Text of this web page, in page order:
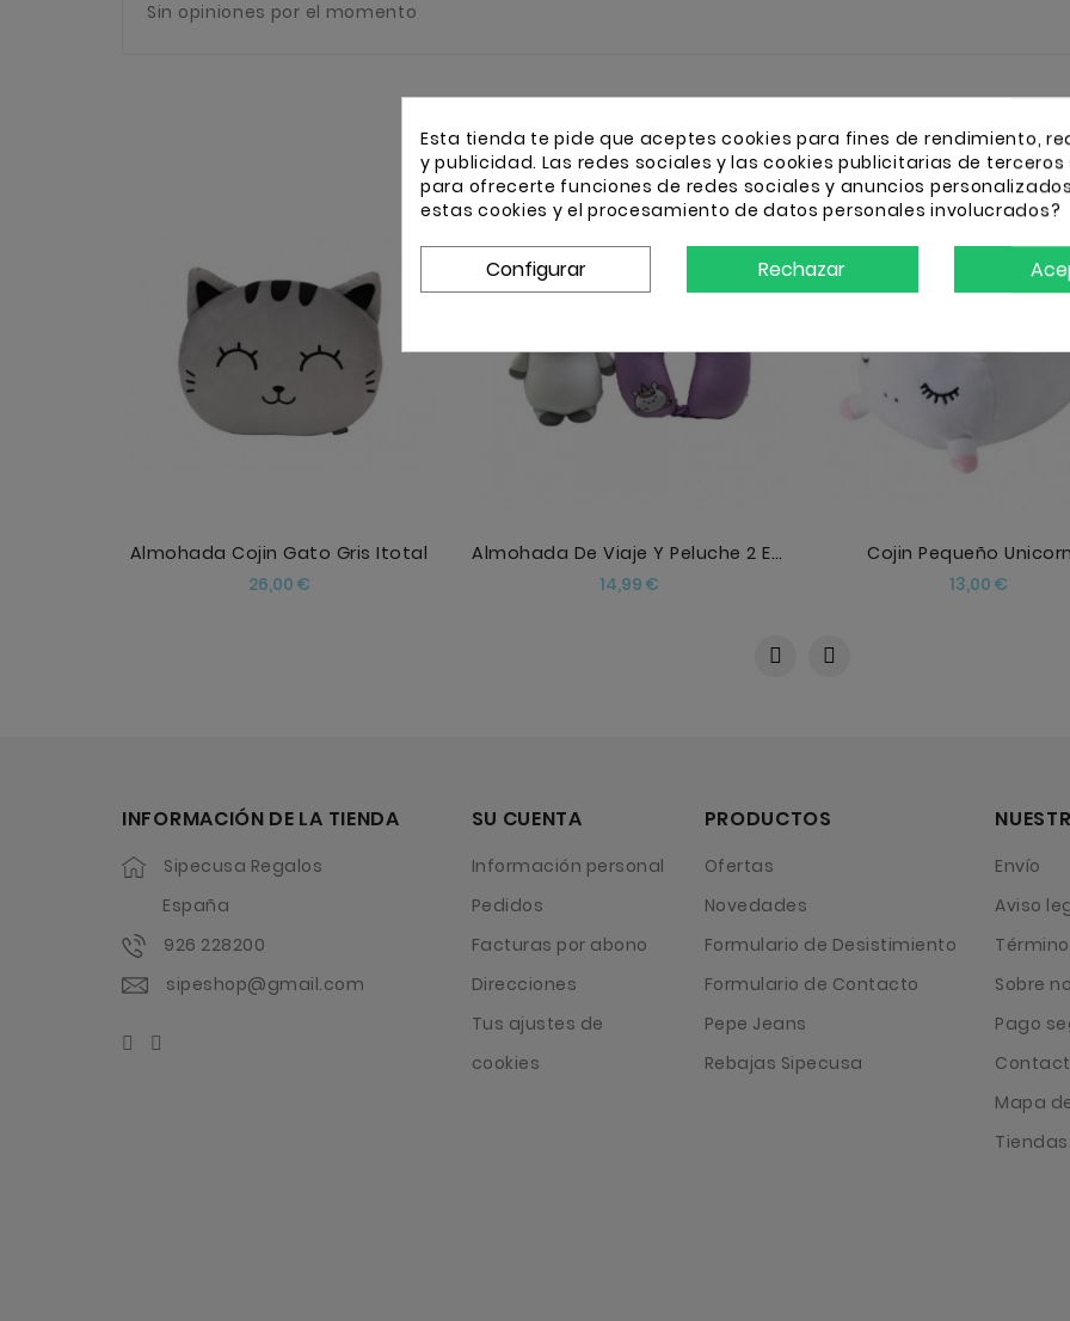
Sin opiniones por el momento
16 OTROS PRODUCTOS
Almohada Cojin Gato Gris Itotal
26,00 €Precio
AÑADIR
Almohada De Viaje Y Peluche 2 En 1 Swapseazzz Unic
14,99 €Precio
Cojin Pequeño
13,00 €
INFORMACIÓN DE LA TIENDA
Sipecusa Regalos
España
926 228200
sipeshop@gmail.com
SU CUENTA
Información personal
Pedidos
Facturas por abono
Direcciones
Tus ajustes de
cookies
PRODUCTOS
Ofertas
Novedades
Formulario de Desistimiento
Formulario de Contacto
Pepe Jeans
Rebajas Sipecusa
Envío
Aviso
Sobre
Pago
Mapa
Tiendas
Esta tienda te pide que aceptes cookies para fines de rendimiento,
y publicidad. Las redes sociales y las cookies publicitarias de terceros
para ofrecerte funciones de redes sociales y anuncios
estas cookies y el procesamiento de datos personales involucrados?
Configurar Rechazar